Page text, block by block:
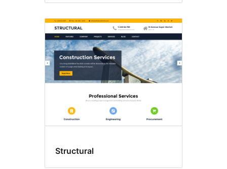
Structural